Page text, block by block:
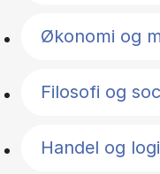
Økonomi og
Filosofi og
Handel og